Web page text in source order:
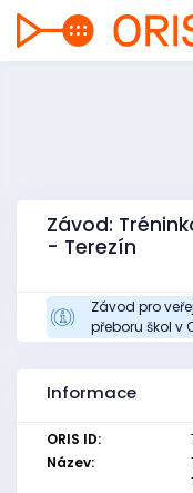
Závod:
- Terezín
Závod pro
přeboru škol v
Informace
ORIS ID:
Název: